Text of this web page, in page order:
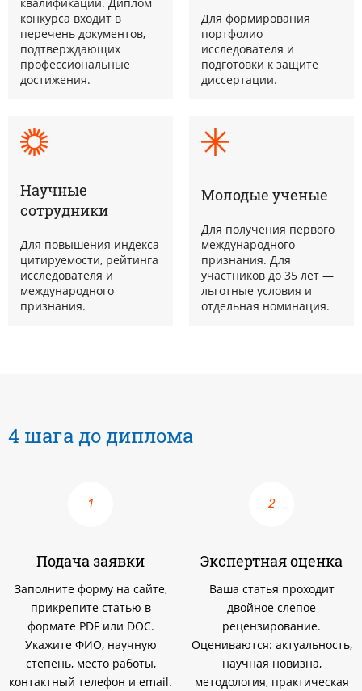
конкурса входит в
перечень документов,
подтверждающих
профессиональные
достижения.
Для формирования
портфолио
исследователя и
подготовки к защите
диссертации.
Научные
сотрудники
Для повышения индекса
цитируемости, рейтинга
исследователя и
международного
признания.
Молодые ученые
Для получения первого
международного
признания. Для
участников до 35 лет —
льготные условия и
отдельная номинация.
4 шага до диплома
Подача заявки
Заполните форму на сайте,
прикрепите статью в
формате PDF или DOC.
Укажите ФИО, научную
степень, место работы,
контактный телефон и email.
Экспертная оценка
Ваша статья проходит
двойное слепое
рецензирование.
Оцениваются: актуальность,
научная новизна,
методология, практическая